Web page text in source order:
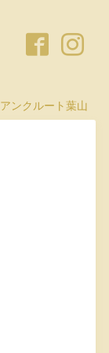
アンクルート葉山